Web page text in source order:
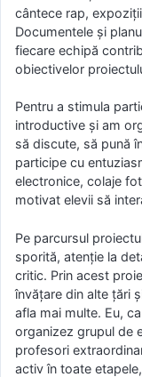
cântece rap,
Documentele și
fiecare echipă
obiectivelor
Pentru a stimula
introductive și am
să discute, să pună
participe cu
electronice, colaje
motivat elevii să
Pe parcursul
sporită, atenție la
critic. Prin acest
învățare din alte țări
afla mai multe. Eu,
organizez grupul de
profesori
activ în toate